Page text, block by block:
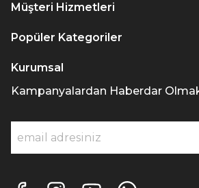
Müşteri Hizmetleri
Popüler Kategoriler
Kurumsal
Kampanyalardan Haberdar